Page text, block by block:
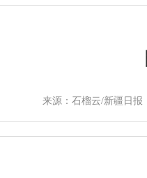
来源：石榴云/新疆日报